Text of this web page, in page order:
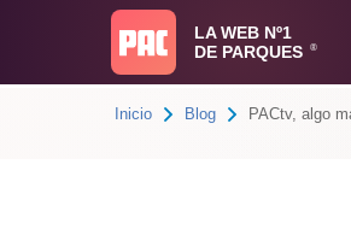
LA WEB Nº1
DE PARQUES
®
Inicio Blog PACtv, algo